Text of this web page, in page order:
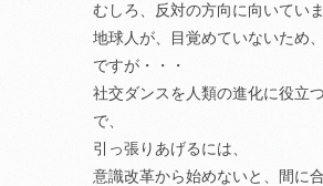
むしろ、反対の方向に向いていま
地球人が、目覚めていないため
ですが・・・
社交ダンスを人類の進化に役立
で、
引っ張りあげるには、
意識改革から始めないと、間に合